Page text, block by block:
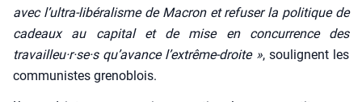
avec l’ultra-libéralisme de Macron et refu­ser la poli­tique de
cadeaux au capi­tal et de mise en concur­rence des
travailleu·r·se·s qu’avance l’extrême-droite », sou­lignent les
com­mu­nistes gre­no­blois.